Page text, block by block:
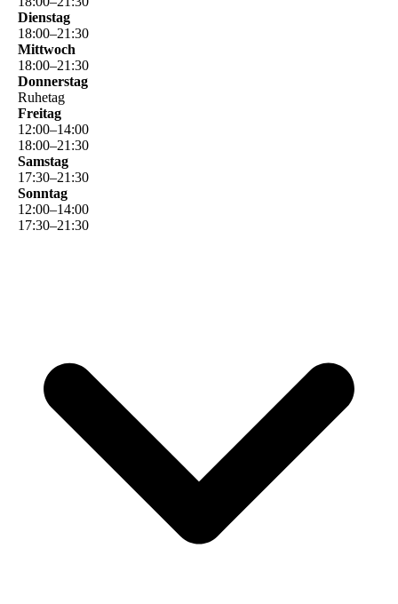
Dienstag
18:00–21 :30
Mittwoch
18:00–21 :30
Donnerstag
Ruhetag
Freitag
12:00–14:00
18:00–21 :30
Samstag
17:30–21 :30
Sonntag
12:00–14:00
17:30–21 :30